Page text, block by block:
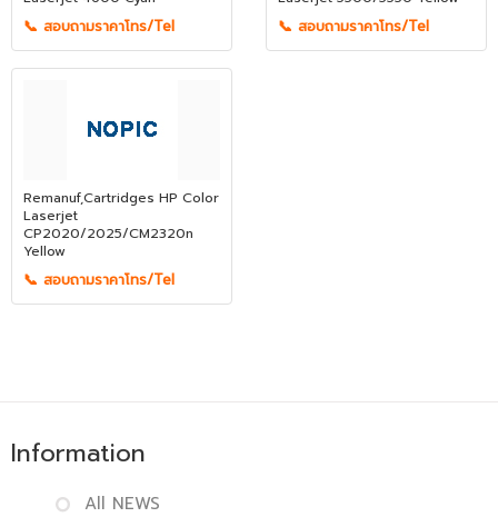
📞 สอบถามราคาโทร/Tel 📞 สอบถามราคาโทร/Tel
Remanuf,Cartridges HP Color
Laserjet
CP2020/2025/CM2320n
Yellow
📞 สอบถามราคาโทร/Tel
Information
All NEWS